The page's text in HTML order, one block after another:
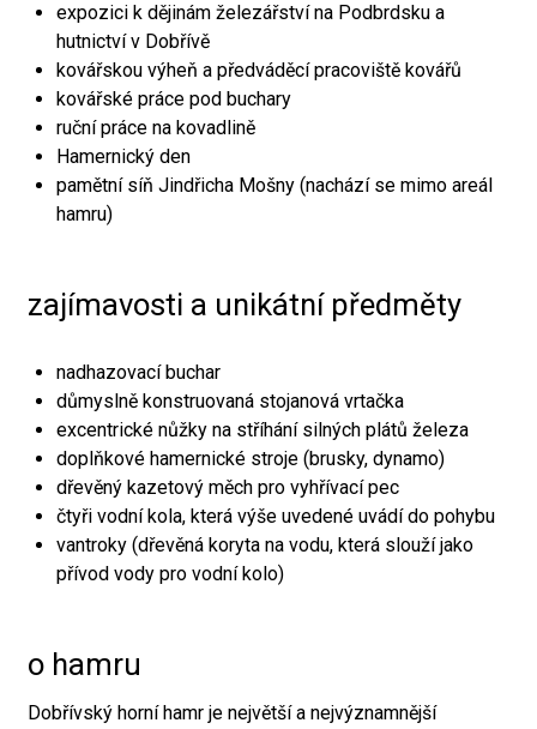
expozici k dějinám železářství na Podbrdsku a
hutnictví v Dobřívě
kovářskou výheň a předváděcí pracoviště kovářů
kovářské práce pod buchary
ruční práce na kovadlině
Hamernický den
pamětní síň Jindřicha Mošny (nachází se mimo areál
hamru)
zajímavosti a unikátní předměty
nadhazovací buchar
důmyslně konstruovaná stojanová vrtačka
excentrické nůžky na stříhání silných plátů železa
doplňkové hamernické stroje (brusky, dynamo)
dřevěný kazetový měch pro vyhřívací pec
čtyři vodní kola, která výše uvedené uvádí do pohybu
vantroky (dřevěná koryta na vodu, která slouží jako
přívod vody pro vodní kolo)
o hamru
Dobřívský horní hamr je největší a nejvýznamnější